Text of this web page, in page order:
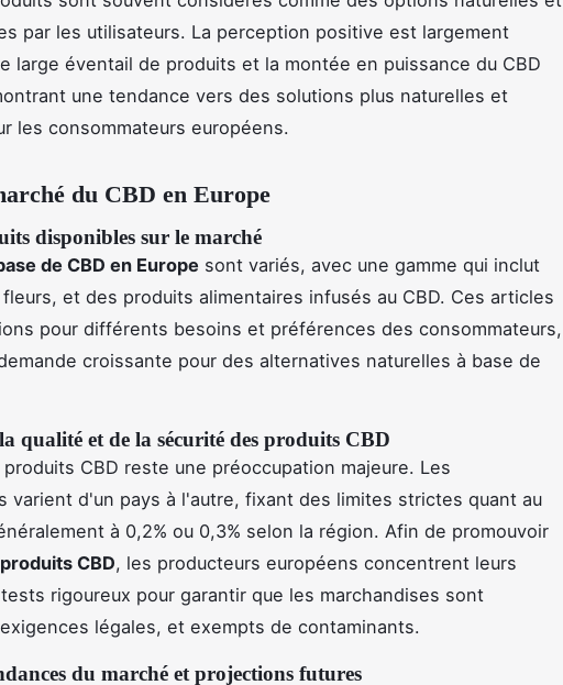
par les utilisateurs. La perception positive est largement
large éventail de produits et la montée en puissance du CBD
une tendance vers des solutions plus naturelles et
les consommateurs européens.
du CBD en Europe
disponibles sur le marché
de CBD en Europe sont variés, avec une gamme qui inclut
et des produits alimentaires infusés au CBD. Ces articles
pour différents besoins et préférences des consommateurs,
croissante pour des alternatives naturelles à base de
qualité et de la sécurité des produits CBD
CBD reste une préoccupation majeure. Les
varient d'un pays à l'autre, fixant des limites strictes quant au
à 0,2% ou 0,3% selon la région. Afin de promouvoir
CBD, les producteurs européens concentrent leurs
rigoureux pour garantir que les marchandises sont
légales, et exempts de contaminants.
du marché et projections futures